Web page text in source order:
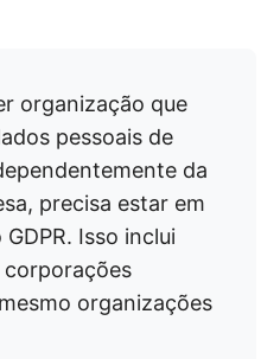
organização que
pessoais de
da
precisa estar em
Isso inclui
corporações
organizações